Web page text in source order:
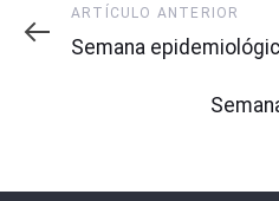
Artículo
Anterior
ARTÍCULO ANTERIOR
Semana